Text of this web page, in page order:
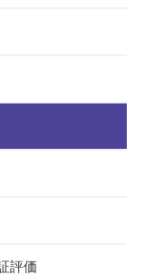
評価